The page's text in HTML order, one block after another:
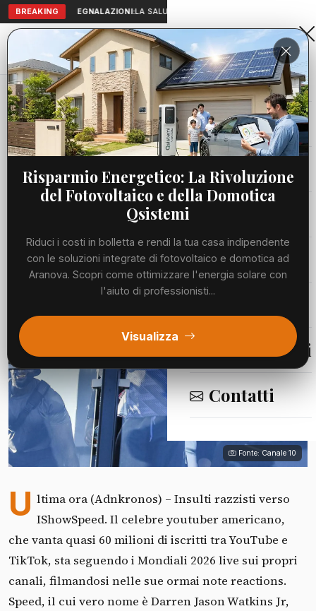
BREAKING SEGNALAZIONI:LA SALUTE A PORTATA DI MANO:
Aranova • NET
PORTALE UTILE AL TERRITORIO
Home
Cronaca
Viabilità
Meteo
Segnalazioni
Contatti
Cronaca Mondiali, insulti razzisti a IShowSpeed: Fifa...
CRONACA
Mondiali, insulti razzisti a
IShowSpeed: Fifa apre un'indagine
MARTEDÌ, 07 LUGLIO 2026
72 LETTURE
Fonte: Canale 10
U ltima ora (Adnkronos) – Insulti razzisti verso
IShowSpeed. Il celebre youtuber americano,
che vanta quasi 60 milioni di iscritti tra YouTube e
TikTok, sta seguendo i Mondiali 2026 live sui propri
canali, filmandosi nelle sue ormai note reactions.
Speed, il cui vero nome è Darren Jason Watkins Jr,
Risparmio Energetico: La Rivoluzione
del Fotovoltaico e della Domotica
Qsistemi
Riduci i costi in bolletta e rendi la tua casa indipendente
con le soluzioni integrate di fotovoltaico e domotica ad
Aranova. Scopri come ottimizzare l'energia solare con
l'aiuto di professionisti...
Visualizza